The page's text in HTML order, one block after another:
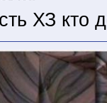
ХЗ кто